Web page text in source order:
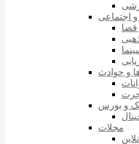
اجتماعی
و حوادث
و بورس
مجلات